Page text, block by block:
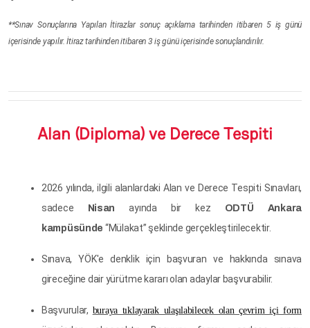
**Sınav Sonuçlarına Yapılan İtirazlar sonuç açıklama tarihinden itibaren 5 iş günü
içerisinde yapılır. İtiraz tarihinden itibaren 3 iş günü içerisinde sonuçlandırılır.
Alan (Diploma) ve Derece Tespiti
2026 yılında, ilgili alanlardaki Alan ve Derece Tespiti Sınavları,
sadece
Nisan ayında bir kez
ODTÜ Ankara
kampüsünde “Mülakat” şeklinde gerçekleştirilecektir.
Sınava, YÖK'e denklik için başvuran ve hakkında sınava
gireceğine dair yürütme kararı olan adaylar başvurabilir.
Başvurular, buraya tıklayarak ulaşılabilecek olan çevrim içi form